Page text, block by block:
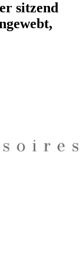
sitzend